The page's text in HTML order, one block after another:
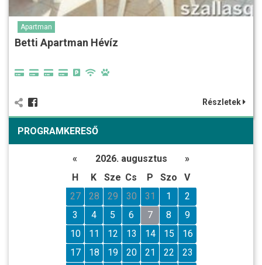
Apartman
Betti Apartman Hévíz
Részletek
PROGRAMKERESŐ
« 2026. augusztus
»
H
K Sze Cs P Szo
V
27
28 29 30 31 1
2
3
4 5 6 7 8
9
10
11 12 13 14 15
16
17
18 19 20 21 22
23